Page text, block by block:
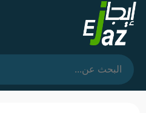
الرئيسية
المشهد